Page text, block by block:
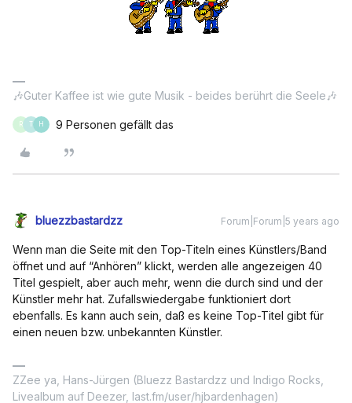
🎶Guter Kaffee ist wie gute Musik - beides berührt die Seele🎶
R T H 9 Personen gefällt das
bluezzbastardzz Forum|Forum|5 years ago
Wenn man die Seite mit den Top-Titeln eines Künstlers/Band
öffnet und auf “Anhören” klickt, werden alle angezeigen 40
Titel gespielt, aber auch mehr, wenn die durch sind und der
Künstler mehr hat. Zufallswiedergabe funktioniert dort
ebenfalls. Es kann auch sein, daß es keine Top-Titel gibt für
einen neuen bzw. unbekannten Künstler.
ZZee ya, Hans-Jürgen (Bluezz Bastardzz und Indigo Rocks,
Livealbum auf Deezer, last.fm/user/hjbardenhagen)